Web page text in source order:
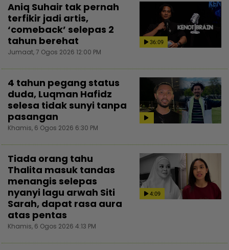
36:09
Aniq Suhair tak pernah
terfikir jadi artis,
‘comeback’ selepas 2
tahun berehat
Jumaat, 7 Ogos 2026 12:00 PM
4 tahun pegang status
duda, Luqman Hafidz
selesa tidak sunyi tanpa
pasangan
Khamis, 6 Ogos 2026 6:30 PM
4:09
Tiada orang tahu
Thalita masuk tandas
menangis selepas
nyanyi lagu arwah Siti
Sarah, dapat rasa aura
atas pentas
Khamis, 6 Ogos 2026 4:13 PM